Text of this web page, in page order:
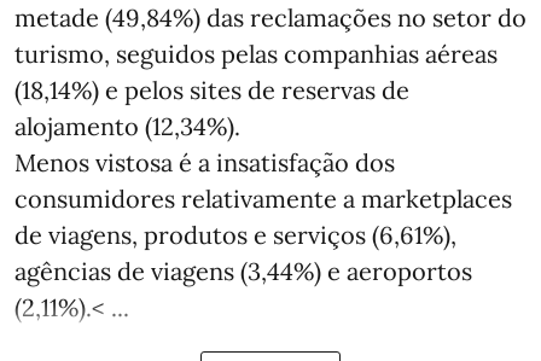
metade (49,84%) das reclamações no setor do
turismo, seguidos pelas companhias aéreas
(18,14%) e pelos sites de reservas de
alojamento (12,34%).
Menos vistosa é a insatisfação dos
consumidores relativamente a marketplaces
de viagens, produtos e serviços (6,61%),
agências de viagens (3,44%) e aeroportos
(2,11%).< ...